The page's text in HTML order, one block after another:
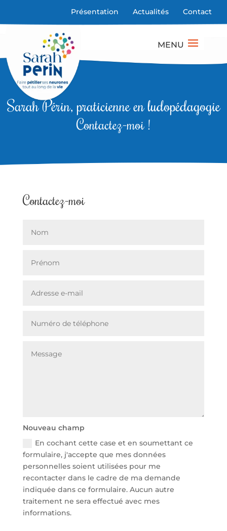
Présentation Actualités Contact
Sarah Périn, praticienne en ludopédagogie
Contactez-moi !
Contactez-moi
Nouveau champ
En cochant cette case et en soumettant ce
formulaire, j'accepte que mes données
personnelles soient utilisées pour me
recontacter dans le cadre de ma demande
indiquée dans ce formulaire. Aucun autre
traitement ne sera effectué avec mes
informations.